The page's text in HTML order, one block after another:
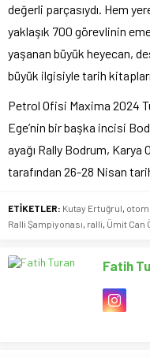
değerli parçasıydı. Hem
yaklaşık 700 görevlinin
yaşanan büyük heyecan,
büyük ilgisiyle tarih
Petrol Ofisi Maxima 2024
Ege’nin bir başka incisi
ayağı Rally Bodrum, Karya
tarafından 26-28 Nisan
ETİKETLER: Kutay Ertuğrul
Ralli Şampiyonası ralli Ümit Can
Fatih